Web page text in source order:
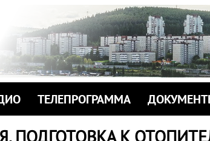
ТЕЛЕПРОГРАММА
ПОДГОТОВКА К